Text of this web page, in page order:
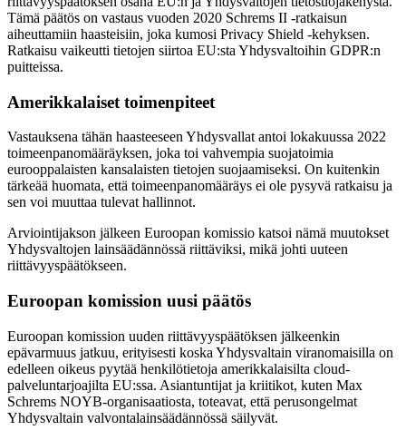
Tämä päätös on vastaus vuoden 2020 Schrems II -ratkaisun
aiheuttamiin haasteisiin, joka kumosi Privacy Shield -kehyksen.
Ratkaisu vaikeutti tietojen siirtoa EU:sta Yhdysvaltoihin GDPR:n
puitteissa.
Amerikkalaiset toimenpiteet
Vastauksena tähän haasteeseen Yhdysvallat antoi lokakuussa 2022
toimeenpanomääräyksen, joka toi vahvempia suojatoimia
eurooppalaisten kansalaisten tietojen suojaamiseksi. On kuitenkin
tärkeää huomata, että toimeenpanomääräys ei ole pysyvä ratkaisu ja
sen voi muuttaa tulevat hallinnot.
Arviointijakson jälkeen Euroopan komissio katsoi nämä muutokset
Yhdysvaltojen lainsäädännössä riittäviksi, mikä johti uuteen
riittävyyspäätökseen.
Euroopan komission uusi päätös
Euroopan komission uuden riittävyyspäätöksen jälkeenkin
epävarmuus jatkuu, erityisesti koska Yhdysvaltain viranomaisilla on
edelleen oikeus pyytää henkilötietoja amerikkalaisilta cloud-
palveluntarjoajilta EU:ssa. Asiantuntijat ja kriitikot, kuten Max
Schrems NOYB-organisaatiosta, toteavat, että perusongelmat
Yhdysvaltain valvontalainsäädännössä säilyvät.